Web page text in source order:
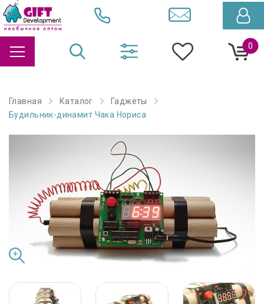
0
Главная Каталог
Гаджеты
Будильник-динамит Чака Нориса